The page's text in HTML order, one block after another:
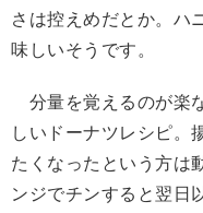
さは控えめだとか。ハ
味しいそうです。
分量を覚えるのが楽
しいドーナツレシピ。
たくなったという方は
ンジでチンすると翌日